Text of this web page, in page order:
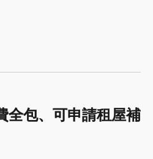
全包、可申請租屋補